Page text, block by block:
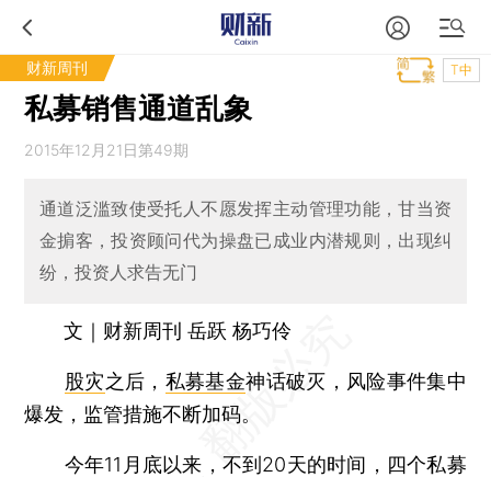
财新周刊 T中
私募销售通道乱象
2015年12月21日第49期
通道泛滥致使受托人不愿发挥主动管理功能，甘当资
金掮客，投资顾问代为操盘已成业内潜规则，出现纠
纷，投资人求告无门
文｜财新周刊 岳跃 杨巧伶
股灾之后， 私募基金神话破灭，风险事件集中
爆发，监管措施不断加码。
今年11月底以来，不到20天的时间，四个私募